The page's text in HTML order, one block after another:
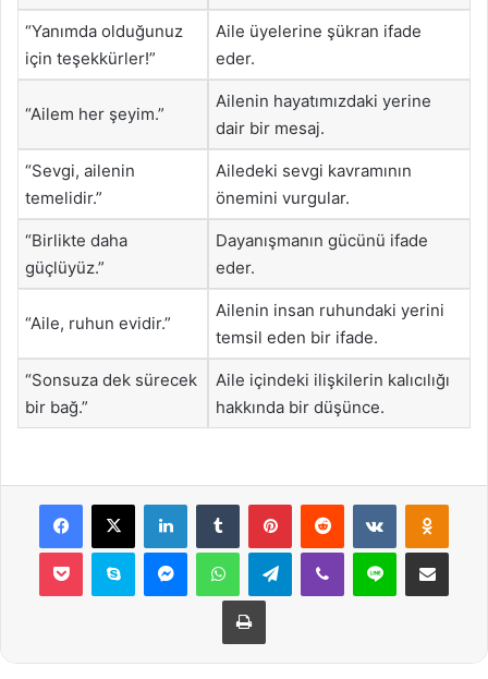
“Yanımda olduğunuz
için teşekkürler!”
Aile üyelerine şükran ifade
eder.
“Ailem her şeyim.”
Ailenin hayatımızdaki yerine
dair bir mesaj.
“Sevgi, ailenin
temelidir.”
Ailedeki sevgi kavramının
önemini vurgular.
“Birlikte daha
güçlüyüz.”
Dayanışmanın gücünü ifade
eder.
“Aile, ruhun evidir.”
Ailenin insan ruhundaki yerini
temsil eden bir ifade.
“Sonsuza dek sürecek
bir bağ.”
Aile içindeki ilişkilerin kalıcılığı
hakkında bir düşünce.
Facebook
X LinkedInTumblr PinterestReddit VKontakte
Pocket Skype MessengerWhatsAppTelegramViber Line E-Posta ile
Yazdır